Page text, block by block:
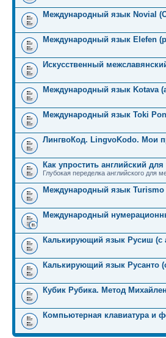
Международный язык Novial
Международный язык Elefen
Искусственный
Международный язык Kotava
Международный язык Toki
ЛингвоКод. LingvoKodo. Мои
Как упростить английский для
Глубокая переделка английского для
Международный язык Turismo
Международный
Калькирующий язык Русиш (с
Калькирующий язык Русанто
Кубик Рубика. Метод
Компьютерная клавиатура и